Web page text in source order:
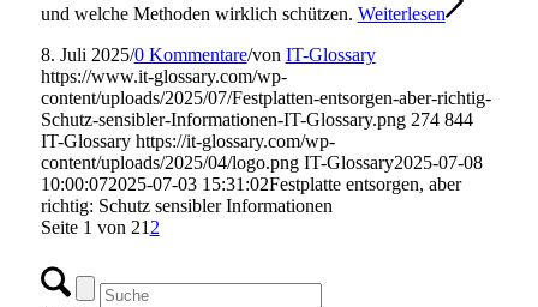
und welche Methoden wirklich schützen. Weiterlesen
8. Juli 2025/0 Kommentare/von IT-Glossary
https://www.it-glossary.com/wp-
content/uploads/2025/07/Festplatten-entsorgen-aber-richtig-
Schutz-sensibler-Informationen-IT-Glossary.png 274 844
IT-Glossary https://it-glossary.com/wp-
content/uploads/2025/04/logo.png IT-Glossary2025-07-08
10:00:072025-07-03 15:31:02Festplatte entsorgen, aber
richtig: Schutz sensibler Informationen
Seite 1 von 21 2